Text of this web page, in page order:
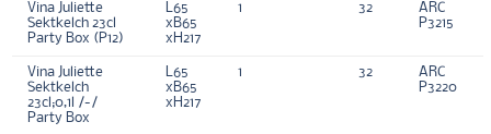
Vina Juliette
Sektkelch 23cl
Party Box (P12)
L65
xB65
xH217
1 32
ARC
P3215
Vina Juliette
Sektkelch
23cl;0,1l /-/
Party Box
L65
xB65
xH217
1 32
ARC
P3220